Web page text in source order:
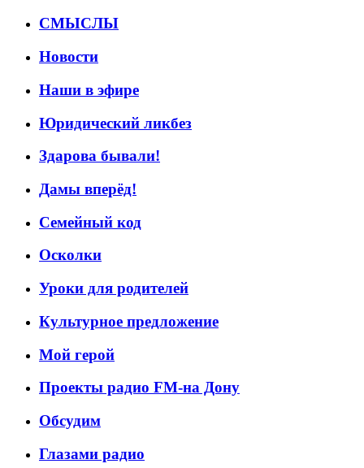
СМЫСЛЫ
Новости
Наши в эфире
Юридический ликбез
Здарова бывали!
Дамы вперёд!
Семейный код
Осколки
Уроки для родителей
Культурное предложение
Мой герой
Проекты радио FM-на Дону
Обсудим
Глазами радио